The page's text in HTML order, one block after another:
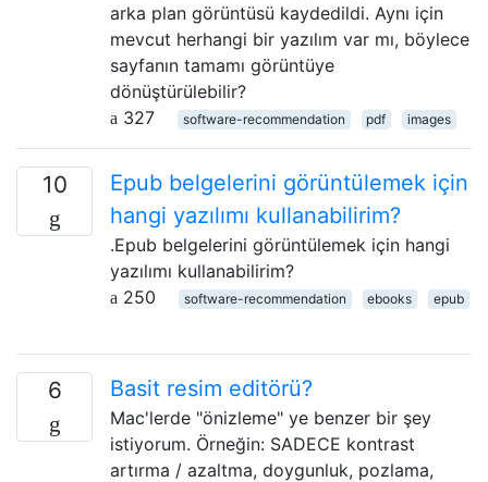
arka plan görüntüsü kaydedildi. Aynı için
mevcut herhangi bir yazılım var mı, böylece
sayfanın tamamı görüntüye
dönüştürülebilir?
327
software-recommendation pdf images
10
Epub belgelerini görüntülemek için
hangi yazılımı kullanabilirim?
.Epub belgelerini görüntülemek için hangi
yazılımı kullanabilirim?
250
software-recommendation ebooks epub
6 Basit resim editörü?
Mac'lerde "önizleme" ye benzer bir şey
istiyorum. Örneğin: SADECE kontrast
artırma / azaltma, doygunluk, pozlama,